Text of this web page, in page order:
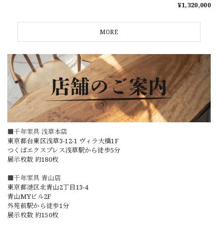
■千年家具 浅草本店
東京都台東区浅草3-12-1 ヴィラ大橋1F
つくばエクスプレス浅草駅から徒歩5分
展示枚数 約180枚
■千年家具 青山店
東京都港区北青山2丁目13-4
青山MYビル2F
外苑前駅から徒歩1分
展示枚数 約150枚
¥1,320,000
MORE